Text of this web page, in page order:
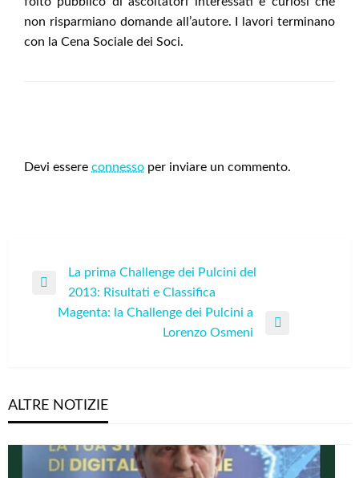
non risparmiano domande all’autore. I lavori terminano
con la Cena Sociale dei Soci.
Devi essere connesso per inviare un commento.
Navigazione
articoli
Previous
La prima Challenge dei Pulcini del
2013: Risultati e Classifica
Magenta: la Challenge dei Pulcini a
Lorenzo Osmeni
ALTRE NOTIZIE